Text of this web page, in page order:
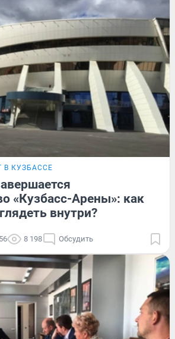
В КУЗБАССЕ
«Кузбасс-Арены»: как
внутри?
8 198 Обсудить